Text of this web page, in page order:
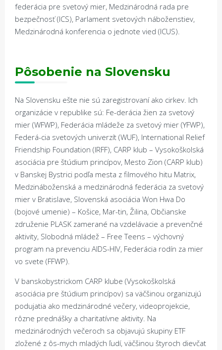
federácia pre svetový mier, Medzinárodná rada pre
bezpečnosť (ICS), Parlament svetových náboženstiev,
Medzinárodná konferencia o jednote vied (ICUS).
Pôsobenie na Slovensku
Na Slovensku ešte nie sú zaregistrovaní ako cirkev. Ich
organizácie v republike sú: Fe-derácia žien za svetový
mier (WFWP), Federácia mládeže za svetový mier (YFWP),
Federá-cia svetových univerzít (WUF), International Relief
Friendship Foundation (IRFF), CARP klub – Vysokoškolská
asociácia pre štúdium princípov, Mesto Zion (CARP klub)
v Banskej Bystrici podľa mesta z filmového hitu Matrix,
Medzináboženská a medzinárodná federácia za svetový
mier v Bratislave, Slovenská asociácia Won Hwa Do
(bojové umenie) – Košice, Mar-tin, Žilina, Občianske
združenie PLASK zamerané na vzdelávacie a prevenčné
aktivity, Slobodná mládež – Free Teens – výchovný
program na prevenciu AIDS-HIV, Federácia rodín za mier
vo svete (FFWP).
V banskobystrickom CARP klube (Vysokoškolská
asociácia pre štúdium princípov) sa väčšinou organizujú
podujatia ako medzinárodné večery, videoprojekcie,
rôzne prednášky a charitatívne aktivity. Na
medzinárodných večeroch sa objavujú skupiny ETF
zložené z ôs-mych mladých ľudí, väčšinou štyroch dievčat